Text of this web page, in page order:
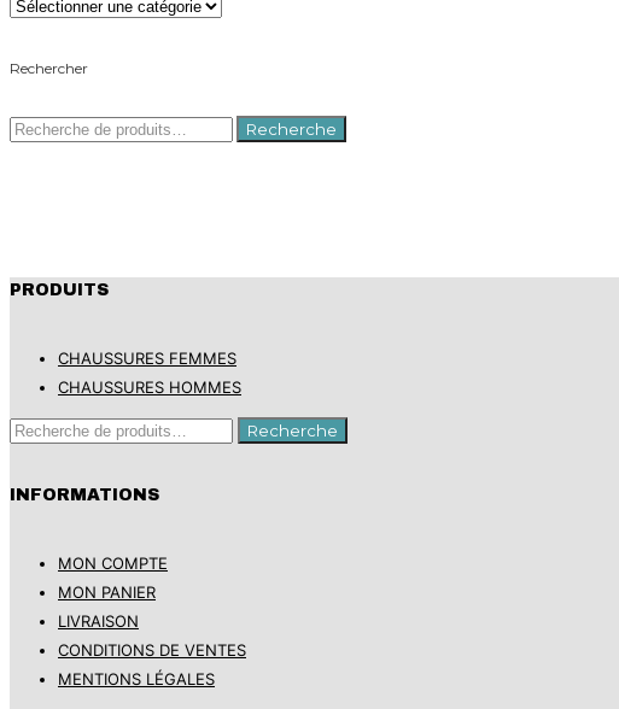
Rechercher
Recherche
pour :
Recherche
PRODUITS
CHAUSSURES FEMMES
CHAUSSURES HOMMES
Recherche
pour : Recherche
INFORMATIONS
MON COMPTE
MON PANIER
LIVRAISON
CONDITIONS DE VENTES
MENTIONS LÉGALES